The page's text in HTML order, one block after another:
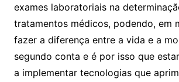
exames laboratoriais na
tratamentos médicos, podendo, em
fazer a diferença entre a vida e a
segundo conta e é por isso que
a implementar tecnologias que